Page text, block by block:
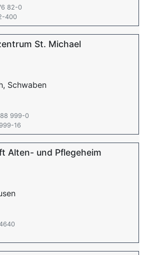
82-0
400
St. Michael
Schwaben
999-0
16
Alten- und Pflegeheim